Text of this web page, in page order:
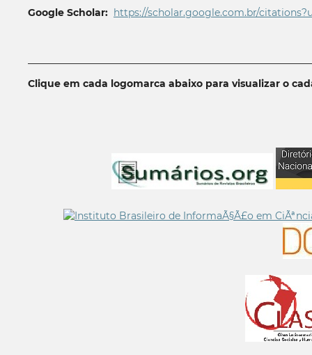
Google Scholar: https://scholar.google.com.br/
Clique em cada logomarca abaixo para visualizar o